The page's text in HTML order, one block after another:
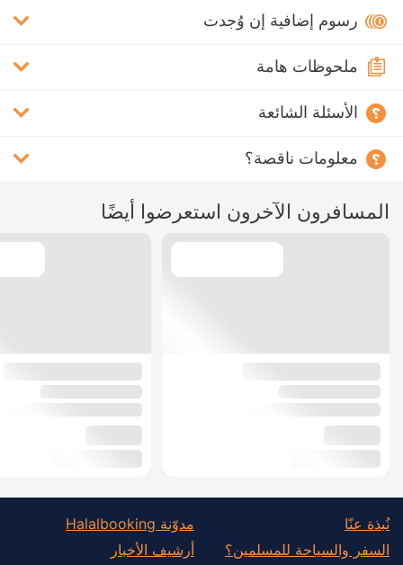
رسوم إضافية إن وُجدت
ملحوظات هامة
الأسئلة الشائعة
معلومات ناقصة؟
المسافرون الآخرون استعرضوا أيضًا
نُبذة عنّا
السفر والسياحة للمسلمين؟
مدوّنة Halalbooking
أرشيف الأخبار